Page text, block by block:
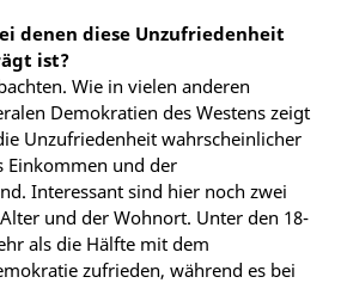
denen diese Unzufriedenheit
ist?
Wie in vielen anderen
Demokratien des Westens zeigt
Unzufriedenheit wahrscheinlicher
Einkommen und der
Interessant sind hier noch zwei
und der Wohnort. Unter den 18-
als die Hälfte mit dem
zufrieden, während es bei